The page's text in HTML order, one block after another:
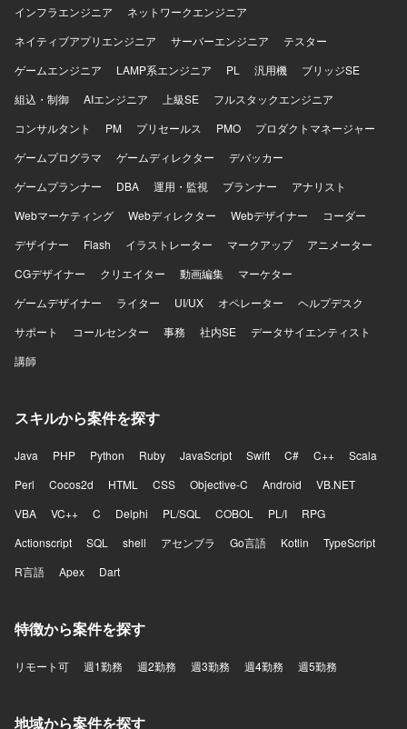
新しい技術やAIツールの活用に前向きで、技術的不確実性
の高い領域にも意欲的に取り組み、関係者とのコミュニケ
方が望ましいです。 【ポジションの魅力】 3Dデータ処理と
AIアルゴリズムを組み合わせた先進的なプロダクトにおい
て、フロントエンドからバックエンド、MLOpsまで幅広い
領域に関わることができます。プロダクトのコアとなる機
て開発プロセスや品質向上にも影響力を発揮できる環境で
す。 【開発環境】 Python, React, TypeScript, GCP を中心
インフラエンジニア
ネットワークエンジニア
ネイティブアプリエンジニア
サーバーエンジニア
テスター
ゲームエンジニア
LAMP系エンジニア PL 汎用機
ブリッジSE
組込・制御
AIエンジニア 上級SE
フルスタックエンジニア
コンサルタント
PM プリセールス PMO
プロダクトマネージャー
ゲームプログラマ
ゲームディレクター
デバッカー
ゲームプランナー
DBA 運用・監視 プランナー
アナリスト
Webマーケティング
Webディレクター Webデザイナー
コーダー
デザイナー
Flash イラストレーター マークアップ
アニメーター
CGデザイナー
クリエイター 動画編集
マーケター
ゲームデザイナー
ライター UI/UX オペレーター
ヘルプデスク
サポート
コールセンター 事務 社内SE
データサイエンティスト
講師
スキルから案件を探す
Java PHP Python Ruby JavaScript Swift C# C++
Scala
Perl
Cocos2d HTML CSS Objective-C Android
VB.NET
VBA
VC++ C Delphi PL/SQL COBOL PL/I
RPG
Actionscript
SQL shell アセンブラ Go言語 Kotlin
TypeScript
R言語
Apex Dart
特徴から案件を探す
リモート可 週1勤務 週2勤務 週3勤務 週4勤務 週5勤務
地域から案件を探す